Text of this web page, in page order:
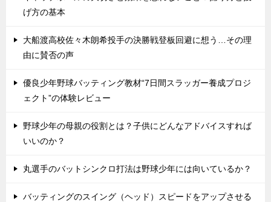
げ方の基本
大船渡高校佐々木朗希投手の決勝戦登板回避に想う…その理
由に賛否の声
優良少年野球バッティング教材“7日間スラッガー養成プロジ
ェクト”の体験レビュー
野球少年の母親の役割とは？子供にどんなアドバイスすれば
いいのか？
丸選手のバットシンクロ打法は野球少年には向いているか？
バッティングのスイング（ヘッド）スピードをアップさせる